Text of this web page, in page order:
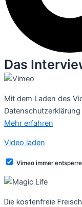
Das
Mit dem Laden des
Mehr erfahren
Video laden
Vimeo immer
Die kostenfreie